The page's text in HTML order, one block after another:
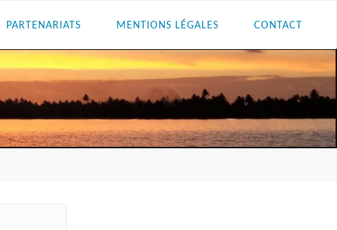
PARTENARIATS MENTIONS LÉGALES CONTACT